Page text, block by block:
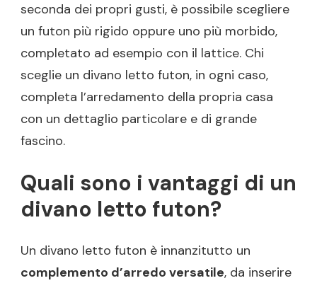
seconda dei propri gusti, è possibile scegliere
un futon più rigido oppure uno più morbido,
completato ad esempio con il lattice. Chi
sceglie un divano letto futon, in ogni caso,
completa l’arredamento della propria casa
con un dettaglio particolare e di grande
fascino.
Quali sono i vantaggi di un
divano letto futon?
Un divano letto futon è innanzitutto un
complemento d’arredo versatile, da inserire